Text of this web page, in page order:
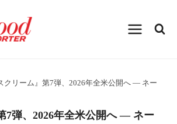
クリーム』第7弾、2026年全米公開へ ― ネー
7弾、2026年全米公開へ ― ネー